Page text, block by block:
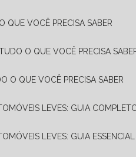
QUE VOCÊ PRECISA SABER
O QUE VOCÊ PRECISA
O QUE VOCÊ PRECISA SABER
LEVES: GUIA
LEVES: GUIA ESSENCIAL